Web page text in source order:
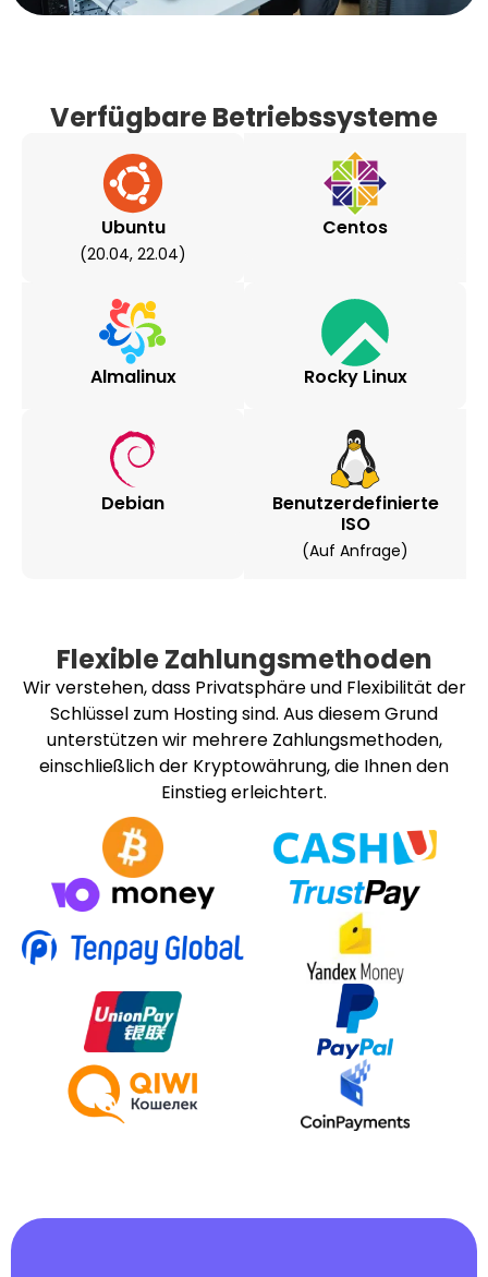
Verfügbare Betriebssysteme
Ubuntu
(20.04, 22.04)
Centos
Almalinux Rocky Linux
Debian
Benutzerdefinierte
ISO
(auf Anfrage)
Flexible Zahlungsmethoden
Wir verstehen, dass Privatsphäre und Flexibilität der
Schlüssel zum Hosting sind. Aus diesem Grund
unterstützen wir mehrere Zahlungsmethoden,
einschließlich der Kryptowährung, die Ihnen den
Einstieg erleichtert.